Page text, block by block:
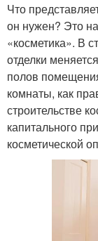
Что
он нужен? Это
«косметика». В
отделки
полов
комнаты, как
строительстве
капитального
косметической